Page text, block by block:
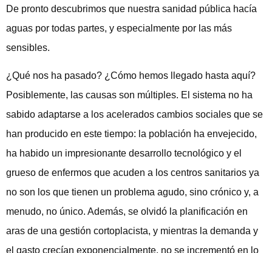
De pronto descubrimos que nuestra sanidad pública hacía
aguas por todas partes, y especialmente por las más
sensibles.
¿Qué nos ha pasado? ¿Cómo hemos llegado hasta aquí?
Posiblemente, las causas son múltiples. El sistema no ha
sabido adaptarse a los acelerados cambios sociales que se
han producido en este tiempo: la población ha envejecido,
ha habido un impresionante desarrollo tecnológico y el
grueso de enfermos que acuden a los centros sanitarios ya
no son los que tienen un problema agudo, sino crónico y, a
menudo, no único. Además, se olvidó la planificación en
aras de una gestión cortoplacista, y mientras la demanda y
el gasto crecían exponencialmente, no se incrementó en lo